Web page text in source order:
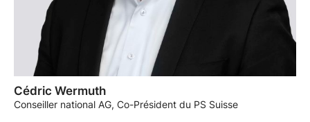
Cédric Wermuth
Conseiller national AG, Co-Président du PS Suisse